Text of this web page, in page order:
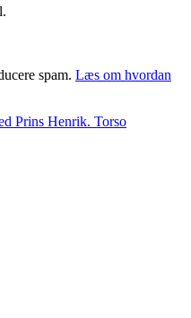
spam. Læs om hvordan
Prins Henrik. Torso